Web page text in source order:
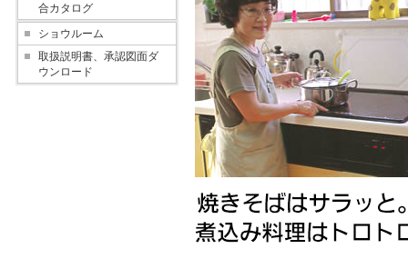
合カタログ
ショウルーム
取扱説明書、承認図面ダ
ウンロード